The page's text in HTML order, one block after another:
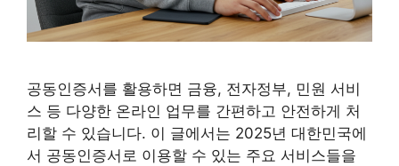
공동인증서를 활용하면 금융, 전자정부, 민원 서비
스 등 다양한 온라인 업무를 간편하고 안전하게 처
리할 수 있습니다. 이 글에서는 2025년 대한민국에
서 공동인증서로 이용할 수 있는 주요 서비스들을